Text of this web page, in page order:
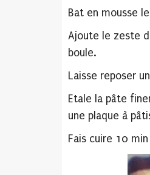
Bat en mousse
Ajoute le zeste
boule.
Laisse reposer
Etale la pâte
une plaque à
Fais cuire 10